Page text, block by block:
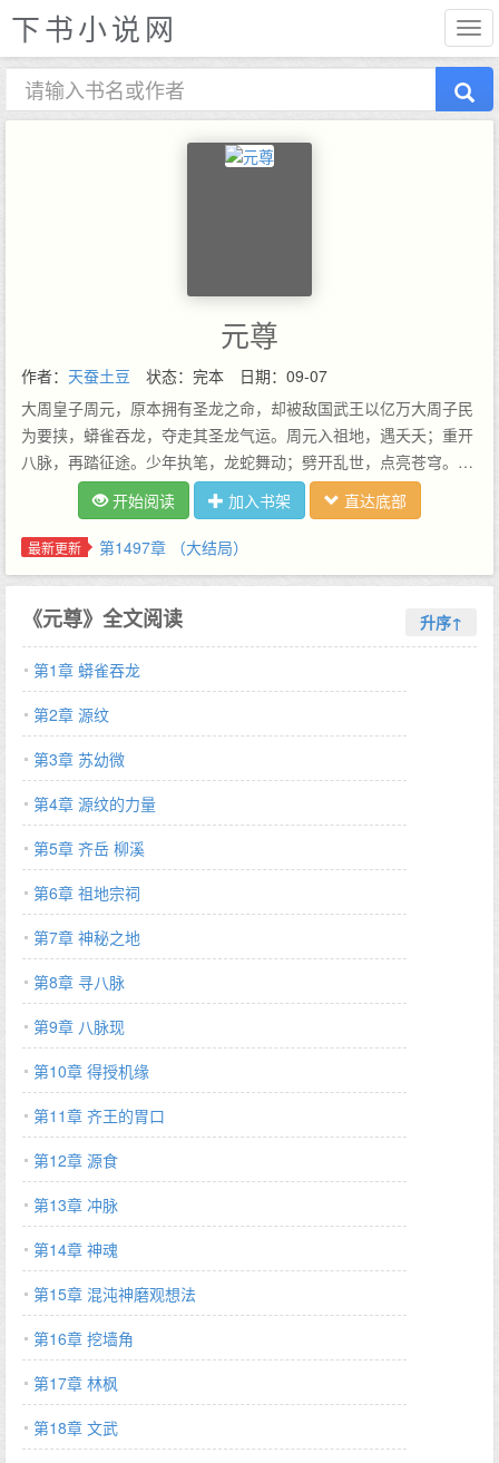
下书小说网
元尊
作者： 天蚕土豆 状态：完本
日期：09-07
大周皇子周元，原本拥有圣龙之命，却被敌国武王以亿万大周子民
为要挟，蟒雀吞龙，夺走其圣龙气运。周元入祖地，遇夭夭；重开
八脉，再踏征途。少年执笔，龙蛇舞动；劈开乱世，点亮苍穹。气
掌乾坤的世界里，究竟是蟒雀吞龙，还是圣龙崛起？！元尊全订
群：836714637…
开始阅读 加入书架 直达底部
最新更新 第1497章 （大结局）
《元尊》全文阅读 升序↑
第1章 蟒雀吞龙
第2章 源纹
第3章 苏幼微
第4章 源纹的力量
第5章 齐岳 柳溪
第6章 祖地宗祠
第7章 神秘之地
第8章 寻八脉
第9章 八脉现
第10章 得授机缘
第11章 齐王的胃口
第12章 源食
第13章 冲脉
第14章 神魂
第15章 混沌神磨观想法
第16章 挖墙角
第17章 林枫
第18章 文武